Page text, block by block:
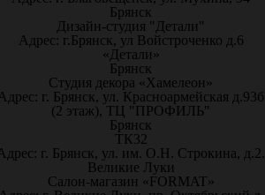
Брянск
Дизайн-студия "Детали"
Адрес: г.Брянск, ул Войстроченко д.6
«Детали»
Брянск
Студия декора «Хамелеон»
г. Брянск, ул. Красноармейская д.93б
(2 этаж), ТЦ "ПРОФИЛЬ"
Брянск
ТК32
г. Брянск, ул. им. О.Н. Строкина, д.2.
Великие Луки
Салон-магазин «FORMAT»